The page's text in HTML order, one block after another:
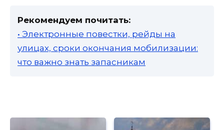
Рекомендуем почитать:
• Электронные повестки, рейды на
улицах, сроки окончания мобилизации:
что важно знать запасникам